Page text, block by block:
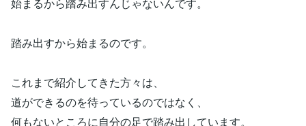
踏み出すから始まるのです。
これまで紹介してきた方々は、
道ができるのを待っているのではなく、
何もないところに自分の足で踏み出しています。